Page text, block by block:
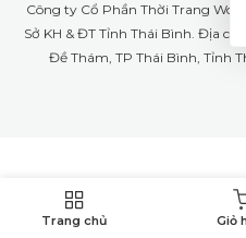
Công ty Cổ Phần Thời Trang Woo
Sở KH & ĐT Tỉnh Thái Bình. Địa
Đề Thám, TP Thái Bình, Tỉnh
Trang chủ Giỏ